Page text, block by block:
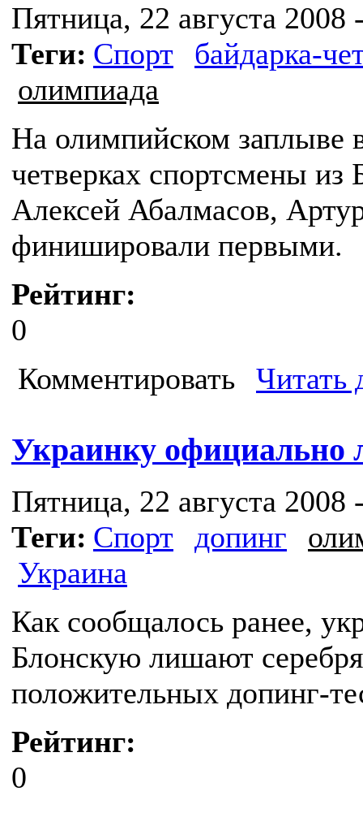
Пятница, 22 августа 2008
Теги: Спорт
байдарка-
олимпиада
На олимпийском заплыве
четверках спортсмены
Алексей Абалмасов,
финишировали первыми.
Рейтинг:
0
Комментировать
Читать
Украинку официально
Пятница, 22 августа 2008
Теги: Спорт допинг
Украина
Как сообщалось ранее,
Блонскую лишают
положительных допинг-
Рейтинг:
0